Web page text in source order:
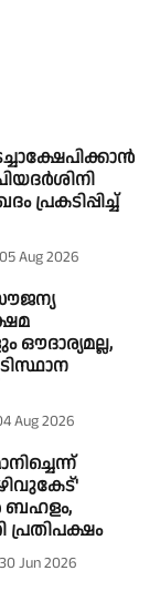
പ്രകടിപ്പിച്ച്
05 Aug 2026
ഔദാര്യമല്ല,
Aug 2026
ബഹളം,
പ്രതിപക്ഷം
30 Jun 2026